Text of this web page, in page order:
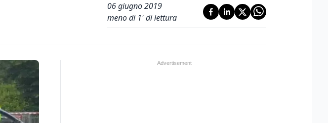
06 giugno 2019
meno di 1' di lettura